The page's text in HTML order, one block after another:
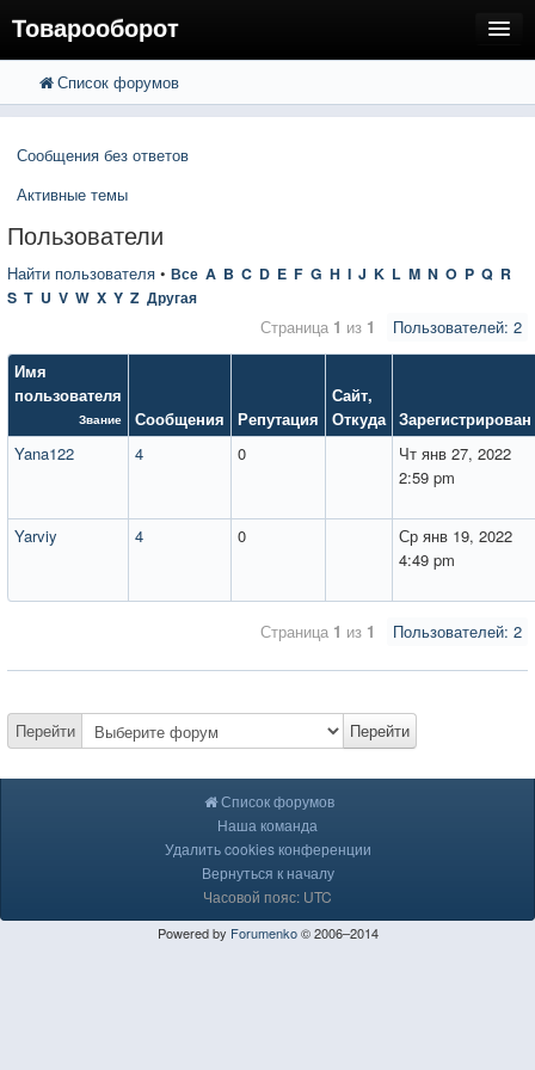
Товарооборот
FAQ
Вход
Расширенный поиск
Список форумов
Сообщения без ответов
Активные темы
Пользователи
Найти пользователя • Все A B C D E F G H I J K L M N O P Q R
S T U V W X Y Z Другая
Пользователей: 2
Страница 1 из 1
Имя
пользователя
Звание Сообщения Репутация
Сайт,
Откуда Зарегистрирован
Yana122
4 0
Чт янв 27, 2022
2:59 pm
Yarviy 4 0
Ср янв 19, 2022
4:49 pm
Пользователей: 2
Страница 1 из 1
Перейти Перейти
Список форумов
Наша команда
Удалить cookies конференции
Вернуться к началу
Часовой пояс: UTC
Powered by Forumenko© 2006–2014